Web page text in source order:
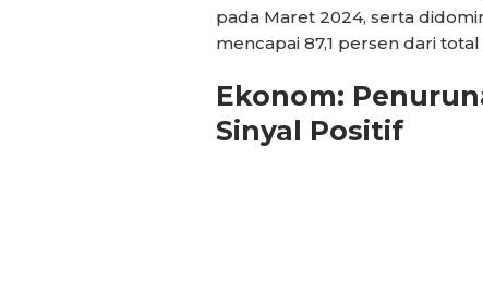
pada Maret 2024, serta
mencapai 87,1 persen dari total
Ekonom:
Sinyal Positif